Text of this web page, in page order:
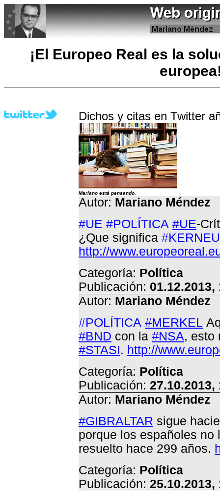
¡El Europeo Real es la
Dichos y citas en Twitter
Mariano está pensando.
Autor: Mariano Méndez
#UE #POLÍTICA #UE-
¿Que significa
http://
Categoría: Política
Publicación: 01.12.2013,
Autor: Mariano Méndez
#POLÍTICA #MERKEL
#BND con la #NSA, esto
#STASI. http://
Categoría: Política
Publicación: 27.10.2013,
Autor: Mariano Méndez
#GIBRALTAR sigue
porque los españoles no
resuelto hace 299 años.
Categoría: Política
Publicación: 25.10.2013,